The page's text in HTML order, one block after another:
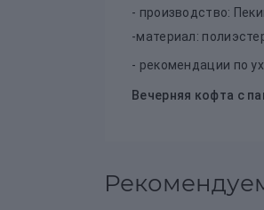
- производство:
-материал:
- рекомендации по
Вечерняя кофта с